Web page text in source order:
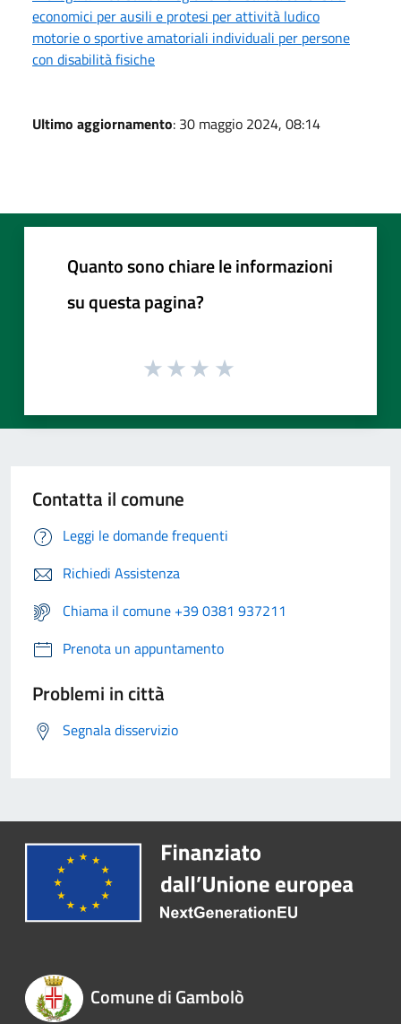
economici per ausili e protesi per attività ludico
motorie o sportive amatoriali individuali per persone
con disabilità fisiche
Ultimo aggiornamento: 30 maggio 2024, 08:14
Quanto sono chiare le informazioni
su questa pagina?
Contatta il comune
Leggi le domande frequenti
Richiedi Assistenza
Chiama il comune +39 0381 937211
Prenota un appuntamento
Problemi in città
Segnala disservizio
Comune di Gambolò